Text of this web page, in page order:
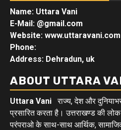
Name: Uttara Vani
E-Mail: @gmail.com
Website: www.uttaravani.com
Phone:
Address: Dehradun, uk
ABOUT UTTARA
Uttara Vani राज्य, देश और
प्रसारित करता है। उत्तराखण्ड की
परंपराओ के साथ-साथ आर्थिक,